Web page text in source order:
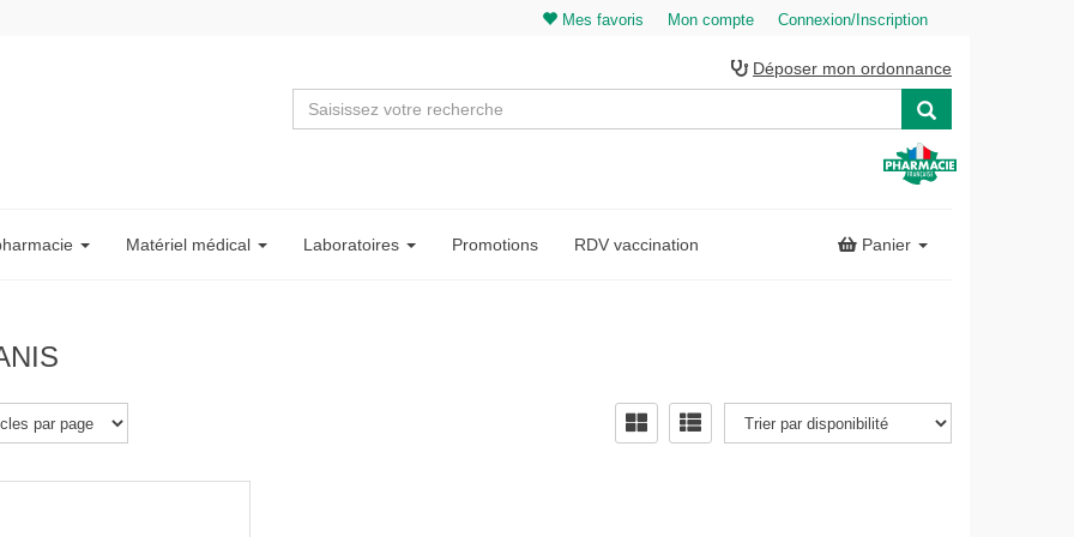
Mes favoris Mon compte Connexion/Inscription
Déposer mon ordonnance
Matériel médical Laboratoires Promotions RDV vaccination Panier